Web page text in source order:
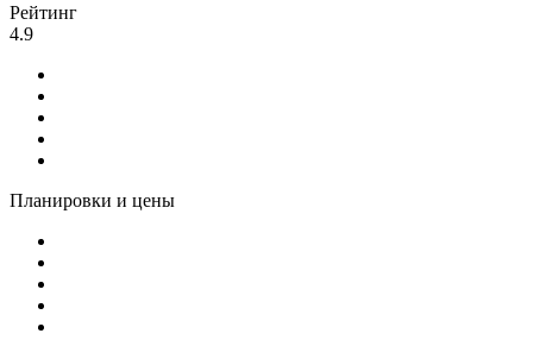
Рейтинг
4.9
Планировки и цены